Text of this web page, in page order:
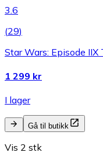
3.6
(29)
Star Wars: Episode
1 299 kr
I lager
Gå til butikk
Vis 2 stk